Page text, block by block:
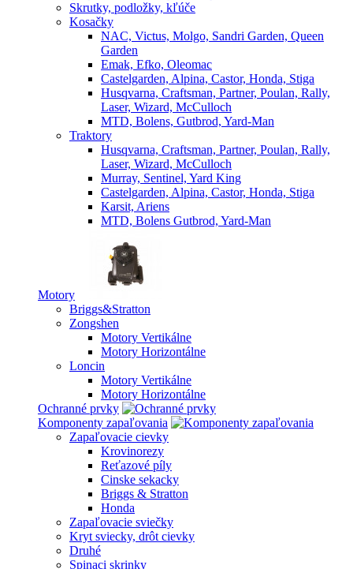
Skrutky, podložky, kľúče
Kosačky
NAC, Victus, Molgo, Sandri Garden, Queen
Garden
Emak, Efko, Oleomac
Castelgarden, Alpina, Castor, Honda, Stiga
Husqvarna, Craftsman, Partner, Poulan, Rally,
Laser, Wizard, McCulloch
MTD, Bolens, Gutbrod, Yard-Man
Traktory
Husqvarna, Craftsman, Partner, Poulan, Rally,
Laser, Wizard, McCulloch
Murray, Sentinel, Yard King
Castelgarden, Alpina, Castor, Honda, Stiga
Karsit, Ariens
MTD, Bolens Gutbrod, Yard-Man
Motory
Briggs&Stratton
Zongshen
Motory Vertikálne
Motory Horizontálne
Loncin
Motory Vertikálne
Motory Horizontálne
Ochranné prvky
Komponenty zapaľovania
Zapaľovacie cievky
Krovinorezy
Reťazové píly
Cinske sekacky
Briggs & Stratton
Honda
Zapaľovacie sviečky
Kryt sviecky, drôt cievky
Druhé
Spinaci skrinky